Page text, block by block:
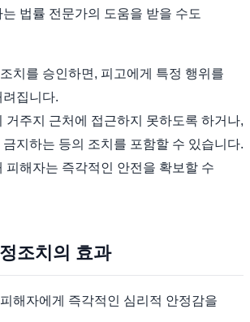
법률 전문가의 도움을 받을 수도
치를 승인하면, 피고에게 특정 행위를
집니다.
거주지 근처에 접근하지 못하도록 하거나,
지하는 등의 조치를 포함할 수 있습니다.
피해자는 즉각적인 안전을 확보할 수
조치의 효과
해자에게 즉각적인 심리적 안정감을